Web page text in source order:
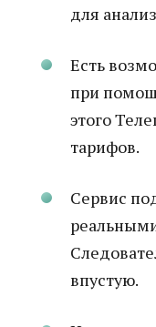
для
Есть
при
этого
тарифов.
Сервис
впустую.